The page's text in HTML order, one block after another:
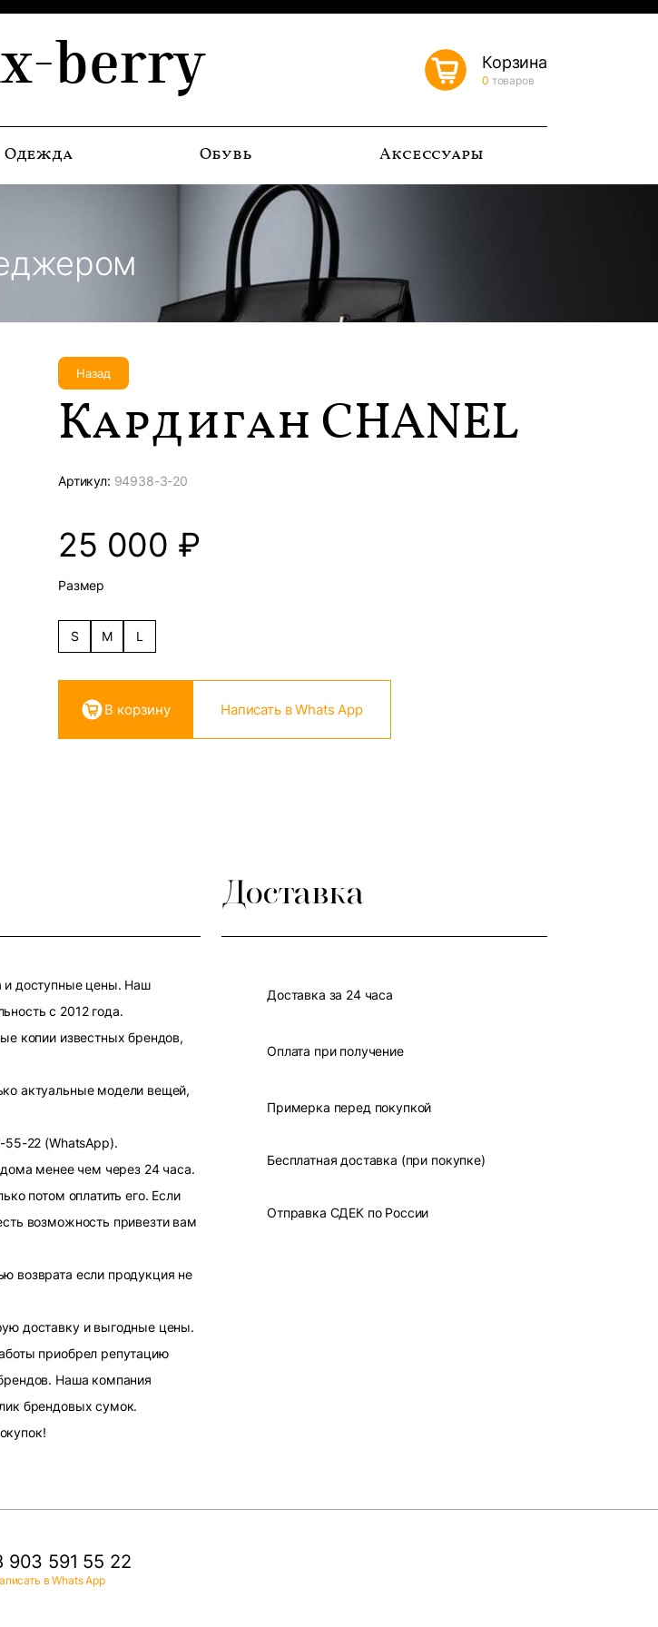
berry Корзина
0 товаров
Одежда Обувь Аксессуары
Назад
Кардиган CHANEL
Артикул: 94938-3-20
25 000 ₽
Размер
S M L
В корзину Написать в Whats App
и доступные цены. Наш
с 2012 года.
копии известных брендов,
актуальные модели вещей,
55-22 (WhatsApp).
менее чем через 24 часа.
потом оплатить его. Если
возможность привезти вам
возврата если продукция не
доставку и выгодные цены.
приобрел репутацию
Наша компания
брендовых сумок.
Доставка
Доставка за 24 часа
Оплата при получение
Примерка перед покупкой
Бесплатная доставка (при покупке)
Отправка СДЕК по России
903 591 55 22
в Whats App